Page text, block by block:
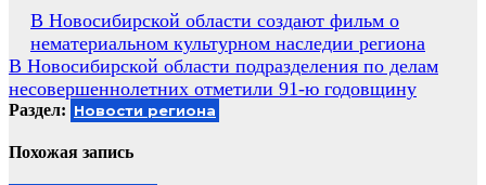
Навигация
по
записям
В Новосибирской области создают фильм о
нематериальном культурном наследии региона
В Новосибирской области подразделения по делам
несовершеннолетних отметили 91-ю годовщину
Раздел: Новости региона
Похожая запись